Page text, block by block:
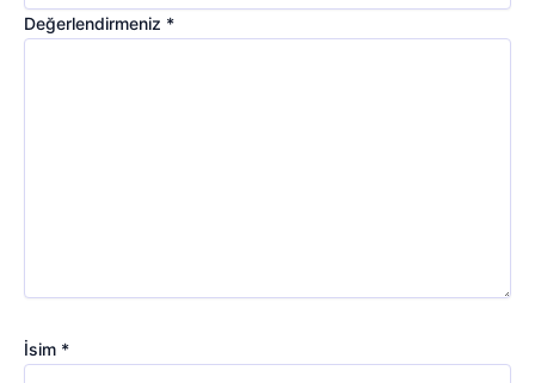
Değerlendirmeniz *
İsim *